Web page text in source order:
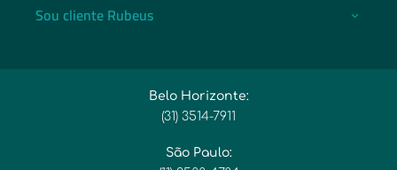
Sou cliente Rubeus
Belo Horizonte:
(31) 3514-7911​
São Paulo: